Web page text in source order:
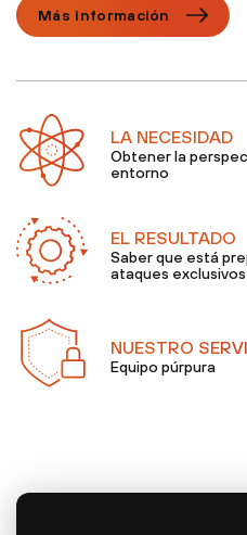
Más información
LA NECESIDAD
Obtener la
entorno
EL RESULTADO
Saber que está
ataques
NUESTRO
Equipo púrpura